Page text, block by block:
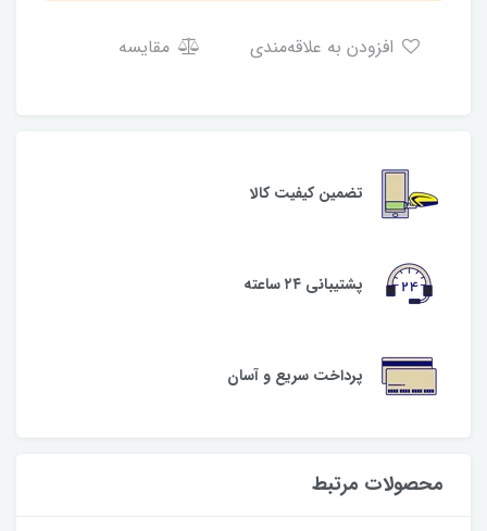
مقایسه
تضمین کیفیت کالا
پشتیبانی ۲۴ ساعته
پرداخت سریع و آسان
محصولات مرتبط